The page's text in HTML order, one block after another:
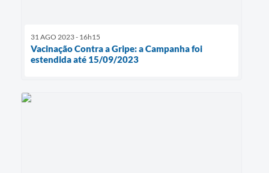
31 AGO 2023 - 16h15
Vacinação Contra a Gripe: a Campanha foi
estendida até 15/09/2023